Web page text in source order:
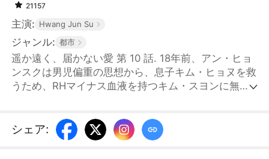
21157
主演: Hwang Jun Su
ジャンル: 都市
遥か遠く、届かない愛 第 10 話. 18年前、アン・ヒョ
ンスクは男児偏重の思想から、息子キム・ヒョヌを救
うため、RHマイナス血液を持つキム・スヨンに無理
魚の商いを営んでいたチェ・ドンヘが彼女を救い出
し、チェ・ジソンとして育てた。18年後、パク・チェ
シェア: